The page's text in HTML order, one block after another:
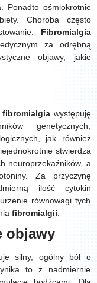
Ponadto ośmiokrotnie
Choroba często
Fibromialgia
za odrębną
objawy, jakie
fibromialgia występuję
genetycznych,
jak również
stwierdza
neuroprzekaźników, a
Za przyczynę
ilość cytokin
równowagi tych
fibromialgii
objawy
silny, ogólny ból o
to z nadmiernie